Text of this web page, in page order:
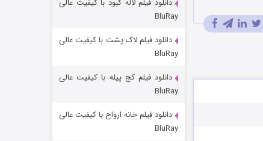
خاندان اژدها فصل ۳
دانلود فیلم لاله کبود با کیفیت عالی
BluRay
دانلود فیلم لاک پشت با کیفیت عالی
BluRay
دانلود فیلم کج‌ پیله با کیفیت عالی
BluRay
دانلود فیلم خانه ارواح با کیفیت عالی
BluRay